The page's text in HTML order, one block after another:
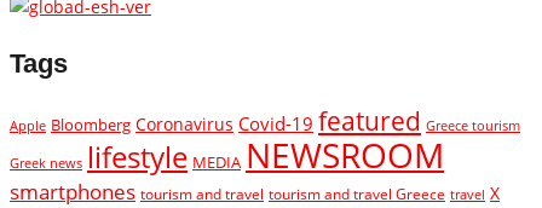
Tags
Apple Bloomberg Coronavirus Covid-19 featured Greece tourism
Greek news lifestyle MEDIA NEWSROOM
smartphones tourism and travel tourism and travel Greece travel X